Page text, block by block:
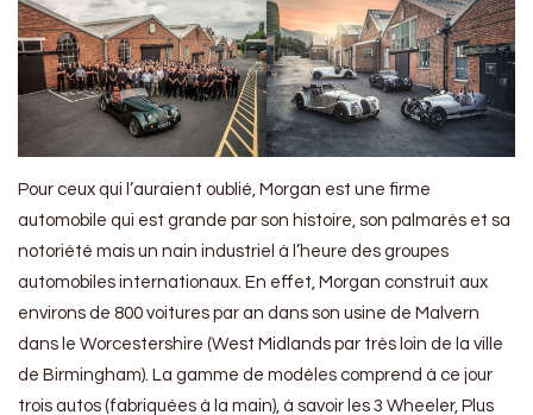
Pour ceux qui l’auraient oublié, Morgan est une firme
automobile qui est grande par son histoire, son palmarès et sa
notoriété mais un nain industriel à l’heure des groupes
automobiles internationaux. En effet, Morgan construit aux
environs de 800 voitures par an dans son usine de Malvern
dans le Worcestershire (West Midlands par très loin de la ville
de Birmingham). La gamme de modèles comprend à ce jour
trois autos (fabriquées à la main), à savoir les 3 Wheeler, Plus